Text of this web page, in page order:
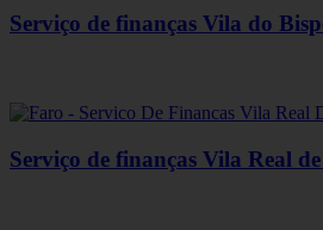
Serviço de finanças Vila do
Serviço de finanças Vila Real